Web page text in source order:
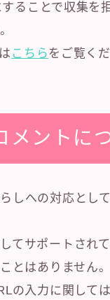
ることで収集を
こちら をご覧くだ
メントに
しへの対応とし
てサポートされ
とはありません。
の入力に関して